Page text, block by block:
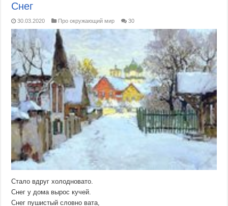
Снег
30.03.2020 Про окружающий мир 30
Стало вдруг холодновато.
Снег у дома вырос кучей.
Снег пушистый словно вата,